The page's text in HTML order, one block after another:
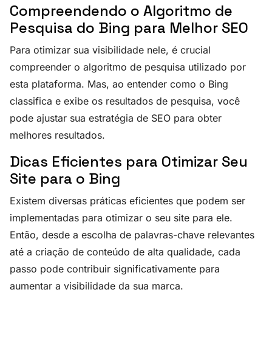
Compreendendo o Algoritmo de
Pesquisa do Bing para Melhor SEO
Para otimizar sua visibilidade nele, é crucial
compreender o algoritmo de pesquisa utilizado por
esta plataforma. Mas, ao entender como o Bing
classifica e exibe os resultados de pesquisa, você
pode ajustar sua estratégia de SEO para obter
melhores resultados.
Dicas Eficientes para Otimizar Seu
Site para o Bing
Existem diversas práticas eficientes que podem ser
implementadas para otimizar o seu site para ele.
Então, desde a escolha de palavras-chave relevantes
até a criação de conteúdo de alta qualidade, cada
passo pode contribuir significativamente para
aumentar a visibilidade da sua marca.